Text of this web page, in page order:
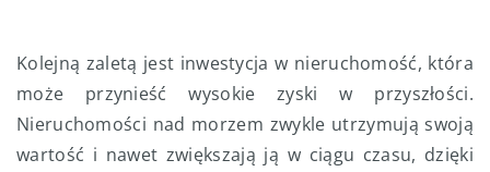
Kolejną zaletą jest inwestycja w nieruchomość, która
może przynieść wysokie zyski w przyszłości.
Nieruchomości nad morzem zwykle utrzymują swoją
wartość i nawet zwiększają ją w ciągu czasu, dzięki